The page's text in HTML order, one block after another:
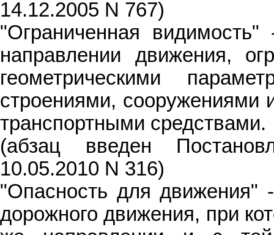
14.12.2005 N 767)
"Ограниченная
направлении движения,
геометрическими
строениями, сооружениями
транспортными средствами.
(абзац введен
10.05.2010 N 316)
"Опасность для движения"
дорожного движения, при